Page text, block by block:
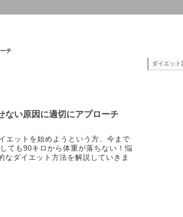
チ
ない原因に適切にアプローチ
エットを始めようという方、今まで
ても90キロから体重が落ちない！悩
なダイエット方法を解説していきま
ダイエット